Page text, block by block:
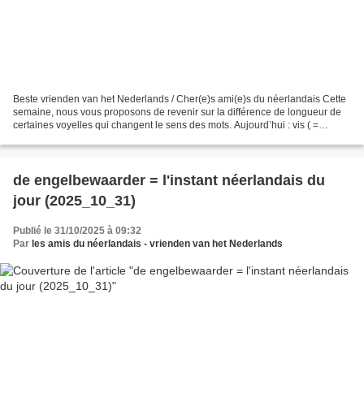
Beste vrienden van het Nederlands / Cher(e)s ami(e)s du néerlandais Cette
semaine, nous vous proposons de revenir sur la différence de longueur de
certaines voyelles qui changent le sens des mots. Aujourd’hui : vis ( =
de engelbewaarder = l'instant néerlandais du
jour (2025_10_31)
Publié le 31/10/2025 à 09:32
Par les amis du néerlandais - vrienden van het Nederlands